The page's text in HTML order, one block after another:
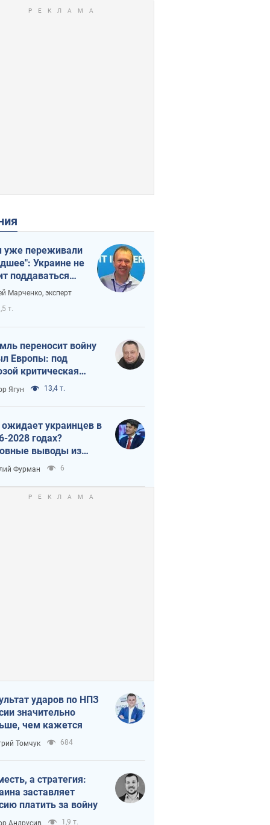
переживали
Украине не
поддаваться
из-за
Марченко, эксперт
т.
переносит войну
Европы: под
критическая
Ягун 13,4 т.
ожидает украинцев в
2028 годах?
выводы из
прогнозов от НБУ
Фурман 6
ударов по НПЗ
значительно
чем кажется
Томчук 684
а стратегия:
заставляет
платить за войну
Андрусив 1,9 т.